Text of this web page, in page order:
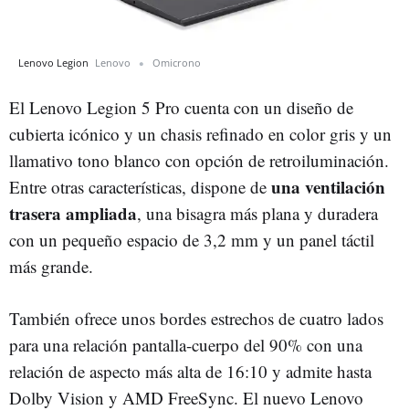
Lenovo Legion Lenovo Omicrono
El Lenovo Legion 5 Pro cuenta con un diseño de
cubierta icónico y un chasis refinado en color gris y un
llamativo tono blanco con opción de retroiluminación.
Entre otras características, dispone de una ventilación
trasera ampliada, una bisagra más plana y duradera
con un pequeño espacio de 3,2 mm y un panel táctil
más grande.
También ofrece unos bordes estrechos de cuatro lados
para una relación pantalla-cuerpo del 90% con una
relación de aspecto más alta de 16:10 y admite hasta
Dolby Vision y AMD FreeSync. El nuevo Lenovo